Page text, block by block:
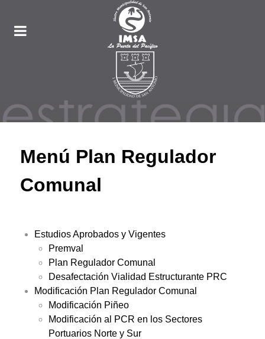
Menú Plan Regulador
Comunal
Estudios Aprobados y Vigentes
Premval
Plan Regulador Comunal
Desafectación Vialidad Estructurante PRC
Modificación Plan Regulador Comunal
Modificación Piñeo
Modificación al PCR en los Sectores
Portuarios Norte y Sur